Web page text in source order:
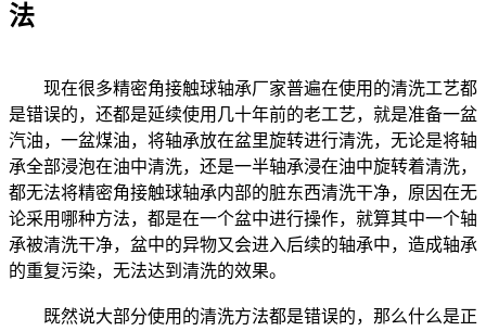
法
现在很多精密角接触球轴承厂家普遍在使用的清洗工艺都
是错误的，还都是延续使用几十年前的老工艺，就是准备一盆
汽油，一盆煤油，将轴承放在盆里旋转进行清洗，无论是将轴
承全部浸泡在油中清洗，还是一半轴承浸在油中旋转着清洗，
都无法将精密角接触球轴承内部的脏东西清洗干净，原因在无
论采用哪种方法，都是在一个盆中进行操作，就算其中一个轴
承被清洗干净，盆中的异物又会进入后续的轴承中，造成轴承
的重复污染，无法达到清洗的效果。
既然说大部分使用的清洗方法都是错误的，那么什么是正